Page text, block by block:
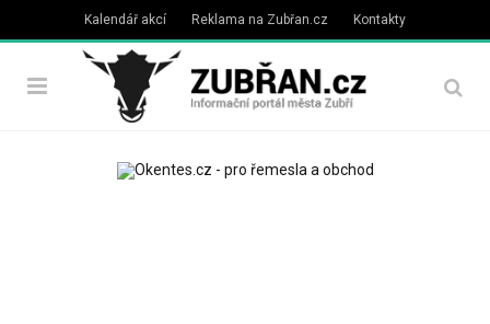
Kalendář akcí Reklama na Zubřan.cz Kontakty